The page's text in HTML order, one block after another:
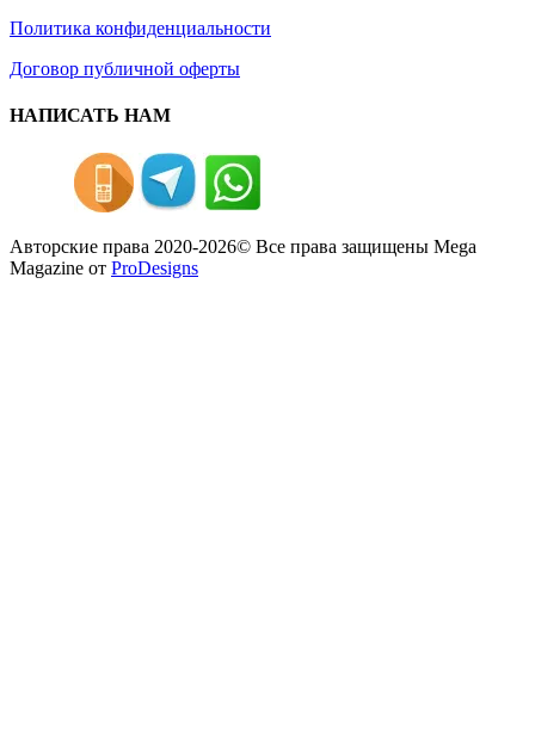
Политика конфиденциальности
Договор публичной оферты
НАПИСАТЬ НАМ
Авторские права 2020-2026© Все права защищены Mega
Magazine от ProDesigns